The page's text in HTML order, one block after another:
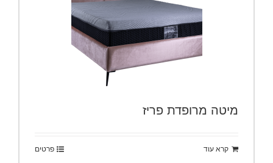
מיטה מרופדת פריז
קרא עוד פרטים